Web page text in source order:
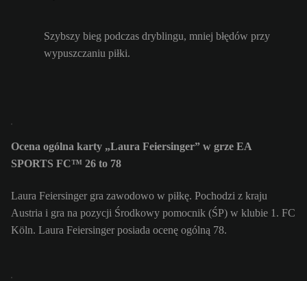
Szybszy bieg podczas dryblingu, mniej błędów przy
wypuszczaniu piłki.
Ocena ogólna karty „Laura Feiersinger” w grze EA
SPORTS FC™ 26 to 78
Laura Feiersinger gra zawodowo w piłkę. Pochodzi z kraju
Austria i gra na pozycji Środkowy pomocnik (ŚP) w klubie 1. FC
Köln. Laura Feiersinger posiada ocenę ogólną 78.